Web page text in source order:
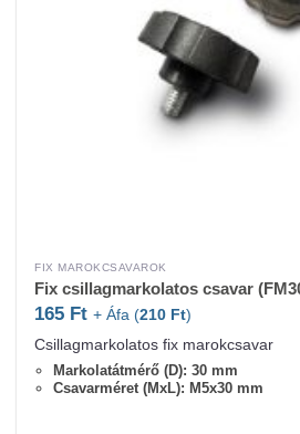
FIX MAROKCSAVAROK
Fix csillagmarkolatos csavar
165 Ft + Áfa (210 Ft)
Csillagmarkolatos fix marokcsavar
Markolatátmérő (D): 30 mm
Csavarméret (MxL): M5x30 mm